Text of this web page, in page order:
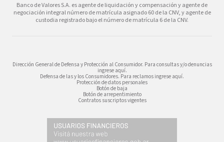
Banco de Valores S.A. es agente de liquidación y compensación y agente de
negociación integral número de matrícula asignado 60 de la CNV, y agente de
custodia registrado bajo el número de matrícula 6 de la CNV.
Dirección General de Defensa y Protección al Consumidor. Para consultas y/o denuncias
ingrese aquí.
Defensa de las y los Consumidores. Para reclamos ingrese aquí.
Protección de datos personales
Botón de baja
Botón de arrepentimiento
Contratos suscriptos vigentes